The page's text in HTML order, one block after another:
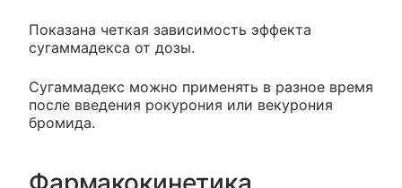
Показана четкая зависимость эффекта
сугаммадекса от дозы.
Сугаммадекс можно применять в разное время
после введения рокурония или векурония
бромида.